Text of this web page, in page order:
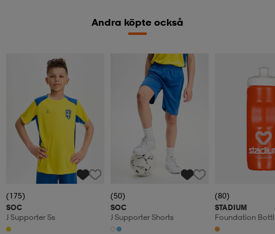
Andra köpte också
(175)
SOC
J Supporter Ss
(50)
SOC
J Supporter Shorts
(80)
STADIUM
Foundation